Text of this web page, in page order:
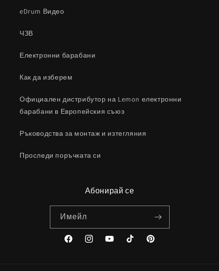
eDrum Видео
ЧЗВ
Електронни барабани
Как да изберем
Официален дистрибутор на Lemon електронни
барабани в Европейския съюз
Ръководства за монтаж и изтегляния
Проследи поръчката си
Абонирай се
Имейл
FacebookInstagramYouTubeTikTok Pinterest